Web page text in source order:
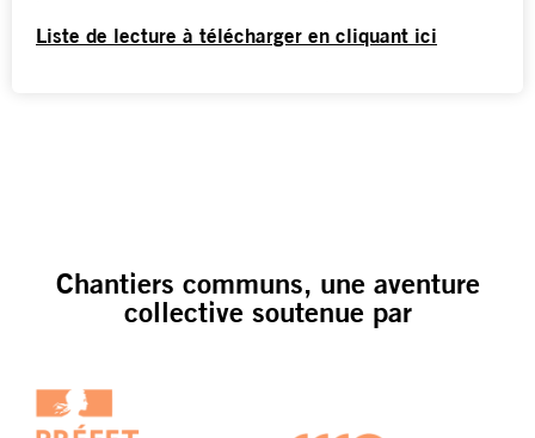
Liste de lecture à télécharger en cliquant ici
Chantiers communs, une aventure
collective soutenue par